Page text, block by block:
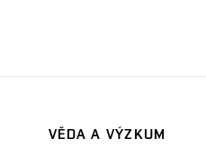
VĚDA A VÝZKUM